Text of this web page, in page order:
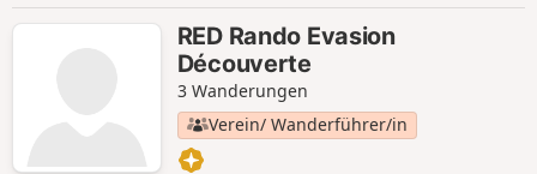
RED Rando Evasion
Découverte
3 Wanderungen
Verein/ Wanderführer/in